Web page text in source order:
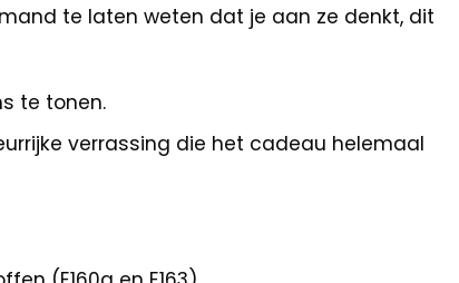
te laten weten dat je aan ze denkt, dit
te tonen.
verrassing die het cadeau helemaal